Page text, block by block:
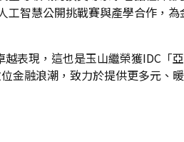
智慧公開挑戰賽與產學合作，為
表現，這也是玉山繼榮獲IDC「
金融浪潮，致力於提供更多元、